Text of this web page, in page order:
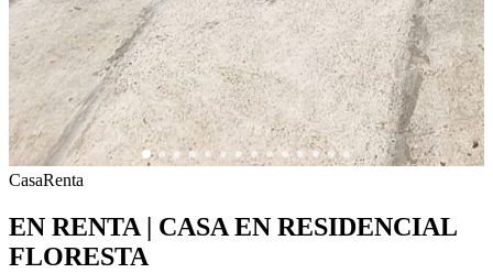
CasaRenta
EN RENTA | CASA EN RESIDENCIAL
FLORESTA